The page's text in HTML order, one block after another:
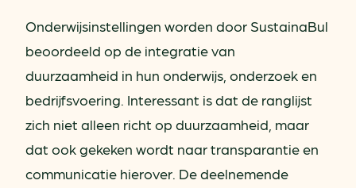
Onderwijsinstellingen worden door SustainaBul
beoordeeld op de integratie van
duurzaamheid in hun onderwijs, onderzoek en
bedrijfsvoering. Interessant is dat de ranglijst
zich niet alleen richt op duurzaamheid, maar
dat ook gekeken wordt naar transparantie en
communicatie hierover. De deelnemende